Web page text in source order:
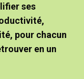
ses
pour chacun
en un